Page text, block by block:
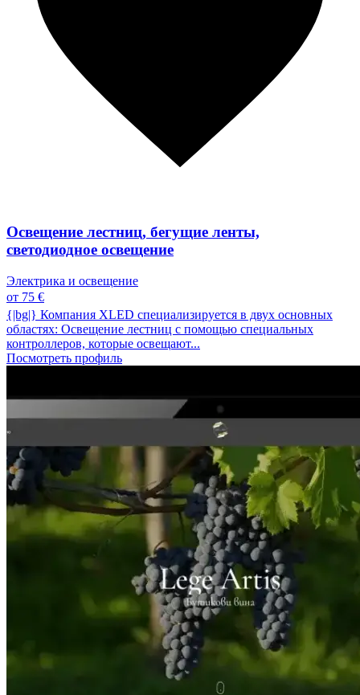
Освещение лестниц, бегущие ленты,
светодиодное освещение
Электрика и освещение
от 75 €
{|bg|} Компания XLED специализируется в двух основных
областях: Освещение лестниц с помощью специальных
контроллеров, которые освещают...
Посмотреть профиль